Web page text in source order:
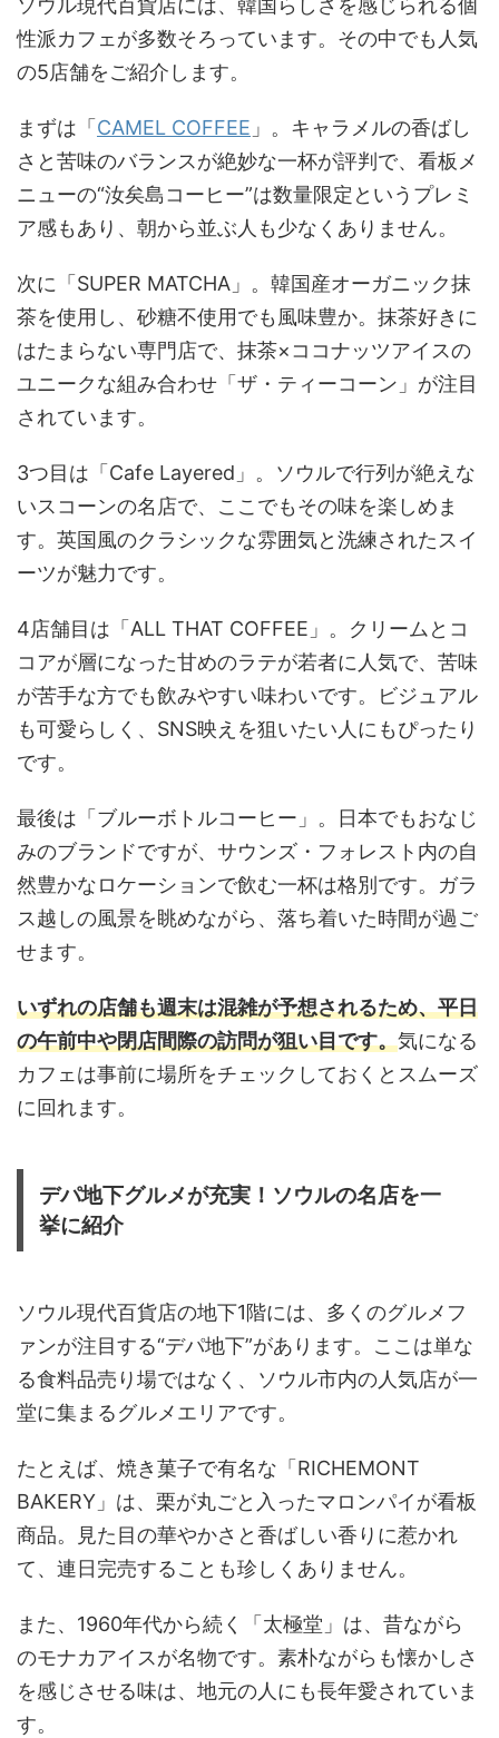
性派カフェが多数そろっています。その中でも人気
の5店舗をご紹介します。
まずは「CAMEL COFFEE 」。キャラメルの香ばし
さと苦味のバランスが絶妙な一杯が評判で、看板メ
ニューの“汝矣島コーヒー”は数量限定というプレミ
ア感もあり、朝から並ぶ人も少なくありません。
次に「SUPER MATCHA」。韓国産オーガニック抹
茶を使用し、砂糖不使用でも風味豊か。抹茶好きに
はたまらない専門店で、抹茶×ココナッツアイスの
ユニークな組み合わせ「ザ・ティーコーン」が注目
されています。
3つ目は「Cafe Layered」。ソウルで行列が絶えな
いスコーンの名店で、ここでもその味を楽しめま
す。英国風のクラシックな雰囲気と洗練されたスイ
ーツが魅力です。
4店舗目は「ALL THAT COFFEE」。クリームとコ
コアが層になった甘めのラテが若者に人気で、苦味
が苦手な方でも飲みやすい味わいです。ビジュアル
も可愛らしく、SNS映えを狙いたい人にもぴったり
です。
最後は「ブルーボトルコーヒー」。日本でもおなじ
みのブランドですが、サウンズ・フォレスト内の自
然豊かなロケーションで飲む一杯は格別です。ガラ
ス越しの風景を眺めながら、落ち着いた時間が過ご
せます。
いずれの店舗も週末は混雑が予想されるため、平日
の午前中や閉店間際の訪問が狙い目です。気になる
カフェは事前に場所をチェックしておくとスムーズ
に回れます。
デパ地下グルメが充実！ソウルの名店を一
挙に紹介
ソウル現代百貨店の地下1階には、多くのグルメフ
ァンが注目する“デパ地下”があります。ここは単な
る食料品売り場ではなく、ソウル市内の人気店が一
堂に集まるグルメエリアです。
たとえば、焼き菓子で有名な「RICHEMONT
BAKERY」は、栗が丸ごと入ったマロンパイが看板
商品。見た目の華やかさと香ばしい香りに惹かれ
て、連日完売することも珍しくありません。
また、1960年代から続く「太極堂」は、昔ながら
のモナカアイスが名物です。素朴ながらも懐かしさ
を感じさせる味は、地元の人にも長年愛されていま
す。